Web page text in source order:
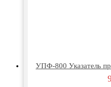
УПФ-800 Указатель